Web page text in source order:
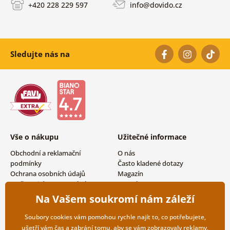
+420 228 229 597 info@dovido.cz
Sledujte nás na
Vše o nákupu
Obchodní a reklamační
podmínky
Ochrana osobních údajů
Možnosti dopravy a platby
Vrácení zboží
Užitečné informace
O nás
Často kladené dotazy
Magazín
Kontakty
Velkoobchodní spolupráce
Na Vašem soukromí nám záleží
Soubory cookies vám pomohou rychle najít to, co potřebujete,
ušetří vám čas a zabrání tomu, aby se vám zobrazovaly reklamy,